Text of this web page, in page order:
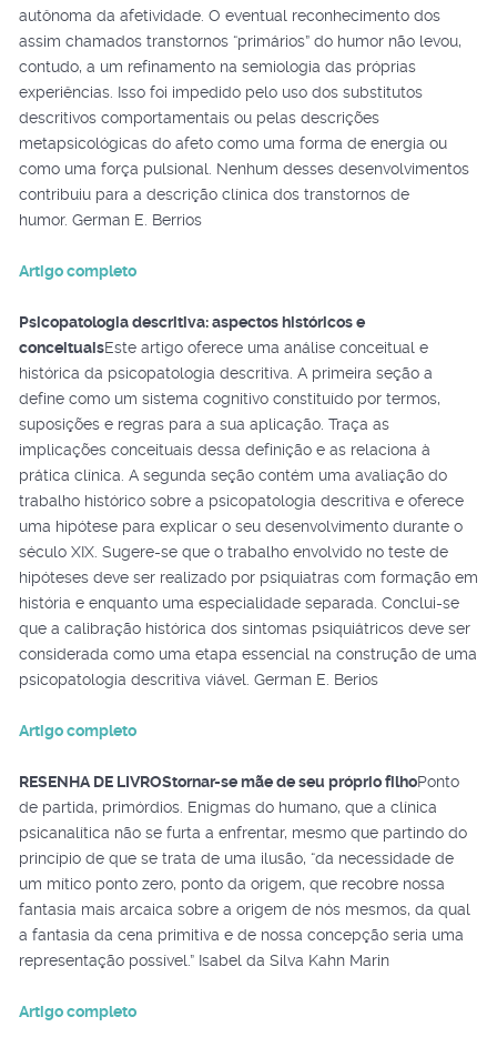
autônoma da afetividade. O eventual reconhecimento dos
assim chamados transtornos “primários” do humor não levou,
contudo, a um refinamento na semiologia das próprias
experiências. Isso foi impedido pelo uso dos substitutos
descritivos comportamentais ou pelas descrições
metapsicológicas do afeto como uma forma de energia ou
como uma força pulsional. Nenhum desses desenvolvimentos
contribuiu para a descrição clínica dos transtornos de
humor. German E. Berrios
Artigo completo
Psicopatologia descritiva: aspectos históricos e
conceituaisEste artigo oferece uma análise conceitual e
histórica da psicopatologia descritiva. A primeira seção a
define como um sistema cognitivo constituído por termos,
suposições e regras para a sua aplicação. Traça as
implicações conceituais dessa definição e as relaciona à
prática clínica. A segunda seção contém uma avaliação do
trabalho histórico sobre a psicopatologia descritiva e oferece
uma hipótese para explicar o seu desenvolvimento durante o
século XIX. Sugere-se que o trabalho envolvido no teste de
hipóteses deve ser realizado por psiquiatras com formação em
história e enquanto uma especialidade separada. Conclui-se
que a calibração histórica dos sintomas psiquiátricos deve ser
considerada como uma etapa essencial na construção de uma
psicopatologia descritiva viável. German E. Berios
Artigo completo
RESENHA DE LIVROStornar-se mãe de seu próprio filhoPonto
de partida, primórdios. Enigmas do humano, que a clínica
psicanalítica não se furta a enfrentar, mesmo que partindo do
princípio de que se trata de uma ilusão, “da necessidade de
um mítico ponto zero, ponto da origem, que recobre nossa
fantasia mais arcaica sobre a origem de nós mesmos, da qual
a fantasia da cena primitiva e de nossa concepção seria uma
representação possível.” Isabel da Silva Kahn Marin
Artigo completo